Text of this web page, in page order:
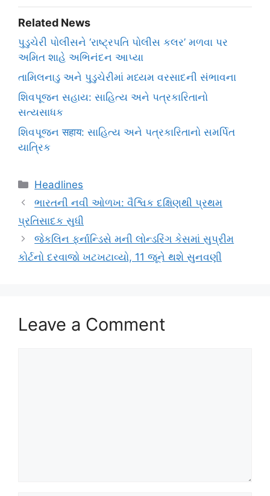
Related News
પુડુચેરી પોલીસને ‘રાષ્ટ્રપતિ પોલીસ કલર’ મળવા પર
અમિત શાહે અભિનંદન આપ્યા
તામિલનાડુ અને પુડુચેરીમાં મધ્યમ વરસાદની સંભાવના
શિવપૂજન સહાય: સાહિત્ય અને પત્રકારિતાનો
સત્યસાધક
શિવપૂજન सहाय: સાહિત્ય અને પત્રકારિતાનો સમર્પિત
યાત્રિક
Categories
Headlines
ભારતની નવી ઓળખ: વૈશ્વિક દક્ષિણથી પ્રથમ
પ્રતિસાદક સુધી
જેકલિન ફર્નાન્ડિસે મની લોન્ડરિંગ કેસમાં સુપ્રીમ
કોર્ટનો દરવાજો ખટખટાવ્યો, 11 જૂને થશે સુનવણી
Leave a Comment